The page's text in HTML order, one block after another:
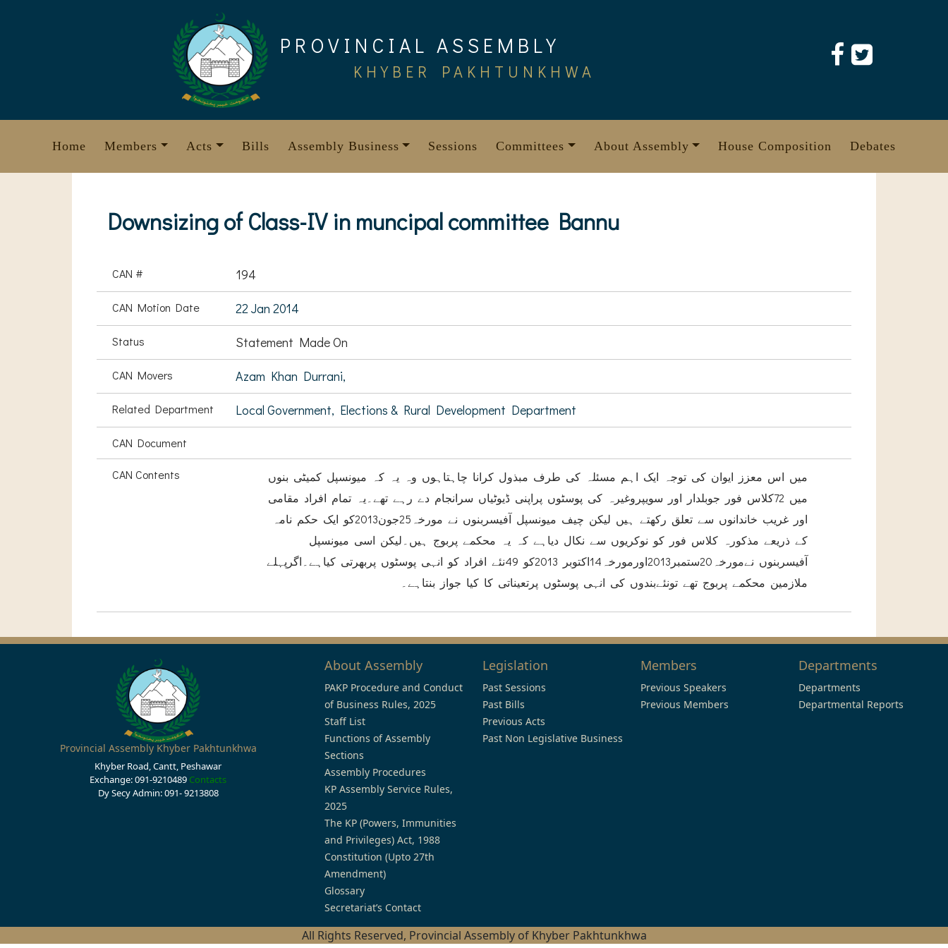
PROVINCIAL ASSEMBLY
KHYBER PAKHTUNKHWA
Home Members Acts Bills Assembly Business Sessions Committees About Assembly House Composition Debates
Downsizing of Class-IV in muncipal committee Bannu
CAN # 194
CAN Motion Date 22 Jan 2014
Status Statement Made On
CAN Movers Azam Khan Durrani,
Related Department Local Government, Elections & Rural Development Department
CAN Document
CAN Contents
میں اس معزز ایوان کی توجہ ایک اہم مسئلہ کی طرف مبذول کرانا چاہتاہوں وہ یہ کہ میونسپل کمیٹی بنوں
میں 72کلاس فور جوبلدار اور سویپروغیرہ کی پوسٹوں پراپنی ڈیوٹیاں سرانجام دے رہے تھے۔یہ تمام افراد مقامی
اور غریب خاندانوں سے تعلق رکھتے ہیں لیکن چیف میونسپل آفیسربنوں نے مورخہ25جون2013کو ایک حکم نامہ
کے ذریعے مذکورہ کلاس فور کو نوکریوں سے نکال دیاہے کہ یہ محکمے پربوج ہیں۔لیکن اسی میونسپل
آفیسربنوں نےمورخہ20ستمبر2013اورمورخہ14اکتوبر 2013کو 49نئے افراد کو انہی پوسٹوں پربھرتی کیاہے۔اگرپہلے
ملازمین محکمے پربوج تھے تونئےبندوں کی انہی پوسٹوں پرتعیناتی کا کیا جواز بنتاہے۔
Provincial Assembly Khyber Pakhtunkhwa
Khyber Road, Cantt, Peshawar
Exchange: 091-9210489 Contacts
Dy Secy Admin: 091- 9213808
About Assembly
PAKP Procedure and Conduct
of Business Rules, 2025
Staff List
Functions of Assembly
Sections
Assembly Procedures
KP Assembly Service Rules,
2025
The KP (Powers, Immunities
and Privileges) Act, 1988
Constitution (Upto 27th
Amendment)
Glossary
Secretariat’s Contact
Legislation
Past Sessions
Past Bills
Previous Acts
Past Non Legislative Business
Members
Previous Speakers
Previous Members
Departments
Departments
Departmental Reports
All Rights Reserved, Provincial Assembly of Khyber Pakhtunkhwa